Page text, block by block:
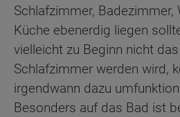
Schlafzimmer, Badezimmer,
Küche ebenerdig liegen
vielleicht zu Beginn nicht
Schlafzimmer werden wird,
irgendwann dazu
Besonders auf das Bad ist